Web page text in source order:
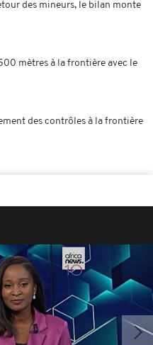
des mineurs, le bilan monte
mètres à la frontière avec le
des contrôles à la frontière